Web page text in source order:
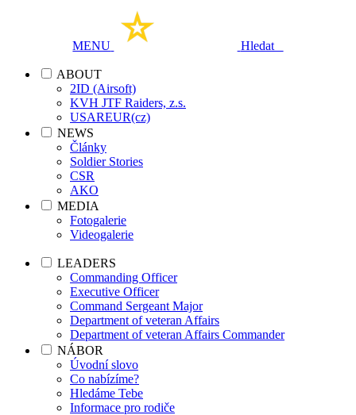
MENU Hledat
ABOUT
2ID (Airsoft)
KVH JTF Raiders, z.s.
USAREUR(cz)
NEWS
Články
Soldier Stories
CSR
AKO
MEDIA
Fotogalerie
Videogalerie
LEADERS
Commanding Officer
Executive Officer
Command Sergeant Major
Department of veteran Affairs
Department of veteran Affairs Commander
NÁBOR
Úvodní slovo
Co nabízíme?
Hledáme Tebe
Informace pro rodiče